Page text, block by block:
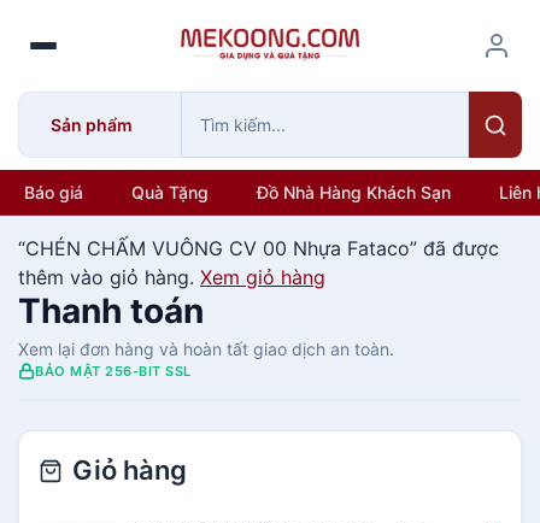
o
Sản phẩm
Báo giá Quà Tặng Đồ Nhà Hàng Khách Sạn Liên
“CHÉN CHẤM VUÔNG CV 00 Nhựa Fataco” đã được
thêm vào giỏ hàng. Xem giỏ hàng
Thanh toán
Xem lại đơn hàng và hoàn tất giao dịch an toàn.
BẢO MẬT 256-BIT SSL
Giỏ hàng